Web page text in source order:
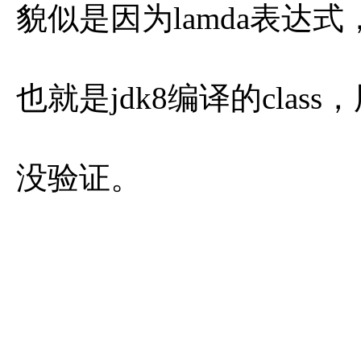
貌似是因为lamda表达式
也就是jdk8编译的class
没验证。